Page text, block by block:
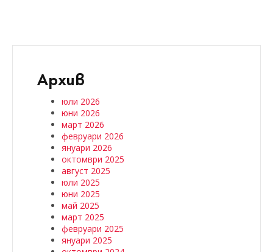
Архив
юли 2026
юни 2026
март 2026
февруари 2026
януари 2026
октомври 2025
август 2025
юли 2025
юни 2025
май 2025
март 2025
февруари 2025
януари 2025